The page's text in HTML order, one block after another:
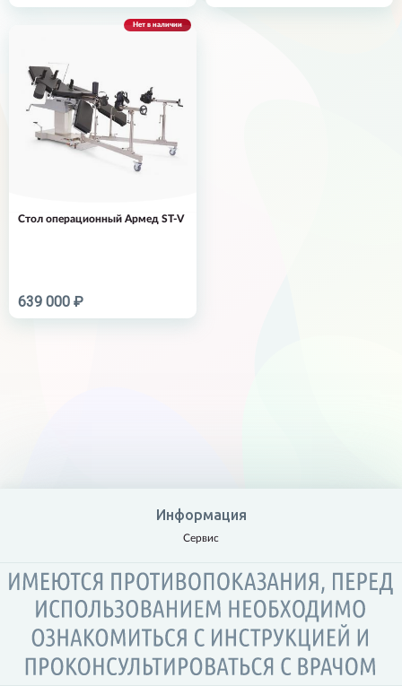
Стол операционный Армед ST-V
639 000 ₽
Нет в наличии
Информация
Сервис